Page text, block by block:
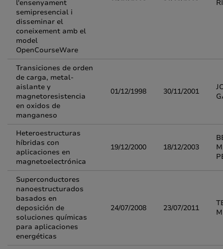
l'ensenyament
semipresencial i
disseminar el
coneixement amb el
model
OpenCourseWare
Transiciones de orden
de carga, metal-
aislante y
magnetoresistencia
en oxidos de
manganeso
01/12/1998 30/11/2001
Heteroestructuras
híbridas con
aplicaciones en
magnetoelectrónica
19/12/2000 18/12/2003
Superconductores
nanoestructurados
basados en
deposición de
soluciones químicas
para aplicaciones
energéticas
24/07/2008 23/07/2011